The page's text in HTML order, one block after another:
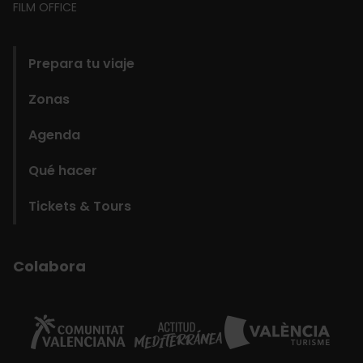
FILM OFFICE
Prepara tu viaje
Zonas
Agenda
Qué hacer
Tickets & Tours
Colabora